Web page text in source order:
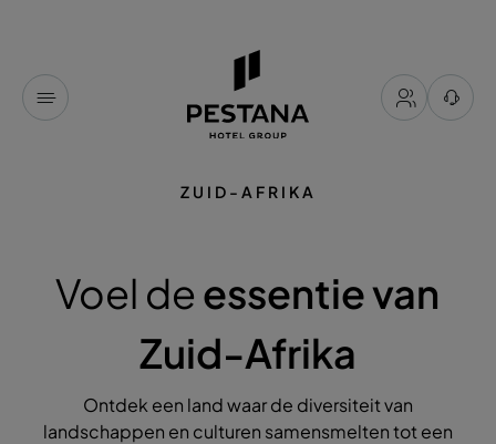
ZUID-AFRIKA
Voel de essentie van
Zuid-Afrika
Ontdek een land waar de diversiteit van
landschappen en culturen samensmelten tot een